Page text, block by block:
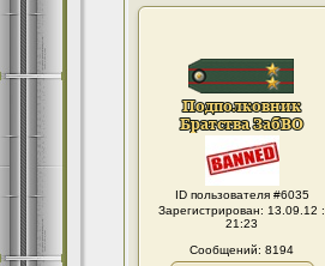
ID пользователя #6035
Зарегистрирован: 13.09.12 :
21:23
Сообщений: 8194